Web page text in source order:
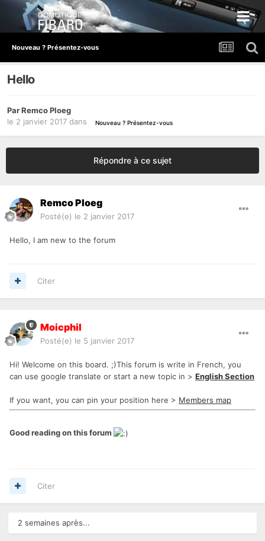
Nouveau ? Présentez-vous
Hello
ParRemco Ploeg
le 2 janvier 2017 dans Nouveau ? Présentez-vous
Répondre à ce sujet
Remco Ploeg
Posté(e) le 2 janvier 2017
Hello, I am new to the forum
Citer
Moicphil
Posté(e) le 5 janvier 2017
Hi! Welcome on this board. ;)This forum is write in French, you
can use google translate or start a new topic in > English Section
If you want, you can pin your position here > Members map
Good reading on this forum
Citer
2 semaines après...